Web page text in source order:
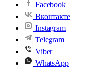
Facebook
Вконтакте
Instagram
Telegram
Viber
WhatsApp